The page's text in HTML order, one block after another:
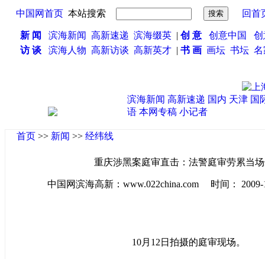
中国网首页 本站搜索 回首
新 闻 滨海新闻 高新速递 滨海缀英 | 创 意 创意中国
访 谈
滨海人物 高新访谈 高新英才 | 书 画 画坛 书坛 名
滨海新闻 高新速递 国内 天津 国
语 本网专稿 小记者
首页 >> 新闻 >> 经纬线
重庆涉黑案庭审直击：法警庭审劳累当
中国网滨海高新：www.022china.com 时间： 2009-
10月12日拍摄的庭审现场。